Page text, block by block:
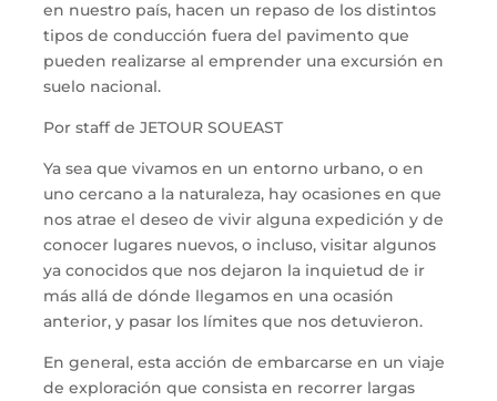
en nuestro país, hacen un repaso de los distintos
tipos de conducción fuera del pavimento que
pueden realizarse al emprender una excursión en
suelo nacional.
Por staff de JETOUR SOUEAST
Ya sea que vivamos en un entorno urbano, o en
uno cercano a la naturaleza, hay ocasiones en que
nos atrae el deseo de vivir alguna expedición y de
conocer lugares nuevos, o incluso, visitar algunos
ya conocidos que nos dejaron la inquietud de ir
más allá de dónde llegamos en una ocasión
anterior, y pasar los límites que nos detuvieron.
En general, esta acción de embarcarse en un viaje
de exploración que consista en recorrer largas